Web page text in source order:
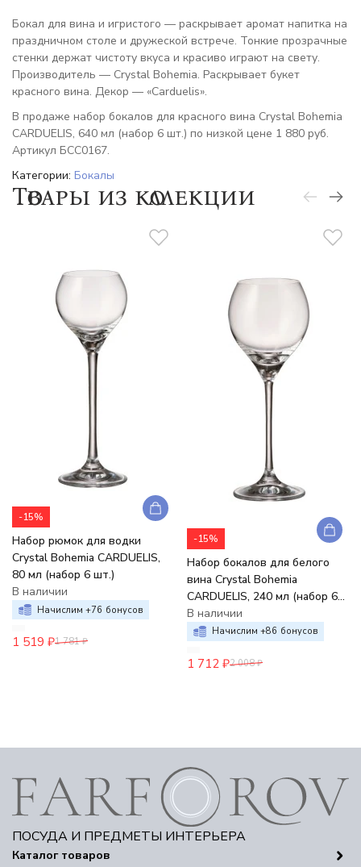
Бокал для вина и игристого — раскрывает аромат напитка на
праздничном столе и дружеской встрече. Тонкие прозрачные
стенки держат чистоту вкуса и красиво играют на свету.
Производитель — Crystal Bohemia. Раскрывает букет
красного вина. Декор — «Carduelis».
В продаже набор бокалов для красного вина Crystal Bohemia
CARDUELIS, 640 мл (набор 6 шт.) по низкой цене 1 880 руб.
Артикул БСС0167.
Категории: Бокалы
Товары из коллекции
-15%
Набор рюмок для водки
Crystal Bohemia CARDUELIS,
80 мл (набор 6 шт.)
В наличии
Начислим +76 бонусов
1 519 ₽1 781 ₽
-15%
Набор бокалов для белого
вина Crystal Bohemia
CARDUELIS, 240 мл (набор 6
шт.)
В наличии
Начислим +86 бонусов
1 712 ₽2 008 ₽
ПОСУДА И ПРЕДМЕТЫ ИНТЕРЬЕРА
Каталог товаров